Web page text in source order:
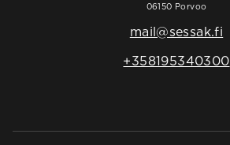
06150 Porvoo
mail@sessak.fi
+358195340300